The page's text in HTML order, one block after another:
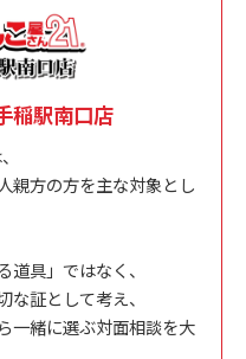
稲駅南口店
親方の方を主な対象とし
具」ではなく、
証として考え、
一緒に選ぶ対面相談を大